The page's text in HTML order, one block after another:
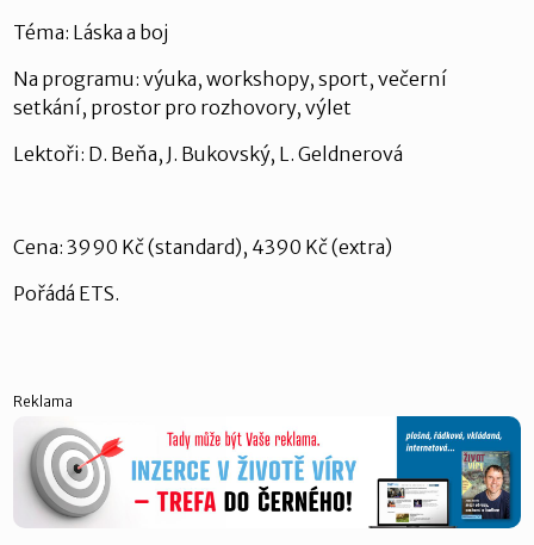
Téma: Láska a boj
Na programu: výuka, workshopy, sport, večerní
setkání, prostor pro rozhovory, výlet
Lektoři: D. Beňa, J. Bukovský, L. Geldnerová
Cena: 3990 Kč (standard), 4390 Kč (extra)
Pořádá ETS.
Reklama